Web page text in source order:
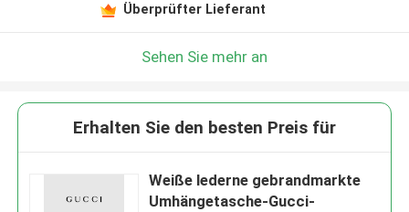
Überprüfter Lieferant
Sehen Sie mehr an
Erhalten Sie den besten Preis für
Weiße lederne gebrandmarkte
Umhängetasche-Gucci-